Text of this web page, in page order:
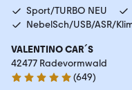
Sport/TURBO NEU
NebelSch/USB/ASR/
VALENTINO CAR´S
42477 Radevormwald
4.9 Sterne
(649)